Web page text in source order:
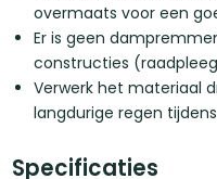
overmaats voor een
Er is geen
constructies
Verwerk het materiaal
langdurige regen
Specificaties